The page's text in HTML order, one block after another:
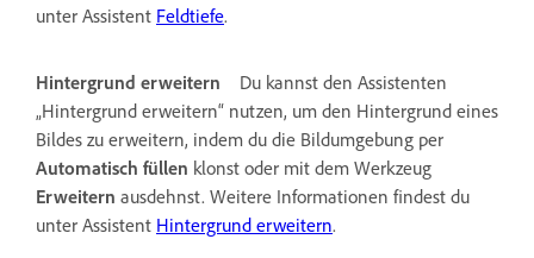
unter Assistent Feldtiefe.
Hintergrund erweitern
Du kannst den Assistenten
„Hintergrund erweitern“ nutzen, um den Hintergrund eines
Bildes zu erweitern, indem du die Bildumgebung per
Automatisch füllen klonst oder mit dem Werkzeug
Erweitern ausdehnst. Weitere Informationen findest du
unter Assistent Hintergrund erweitern.